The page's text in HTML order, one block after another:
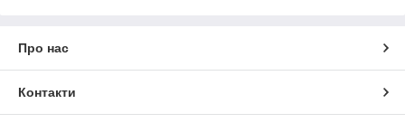
Про нас
Контакти